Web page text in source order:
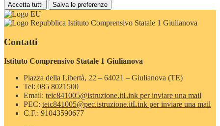
Accetta tutti Salva le preferenze
Istituto Comprensivo Statale 1 Giulianova
Contatti
Istituto Comprensivo Statale 1 Giulianova
Piazza della Libertà, 22 – 64021 – Giulianova (TE)
Tel: 085 8021500
Email: teic841005@istruzione.itLink per inviare una mail
PEC: teic841005@pec.istruzione.itLink per inviare una mail
C.F.: 91043590677